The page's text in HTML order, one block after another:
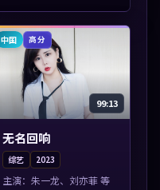
凑，值得加入片...
中国 高分
99:13
无名回响
综艺 2023
主演： 朱一龙、刘亦菲 等